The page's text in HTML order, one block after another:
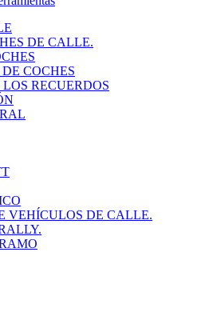
DE CALLE.
COCHES
RECUERDOS
VEHÍCULOS DE CALLE.